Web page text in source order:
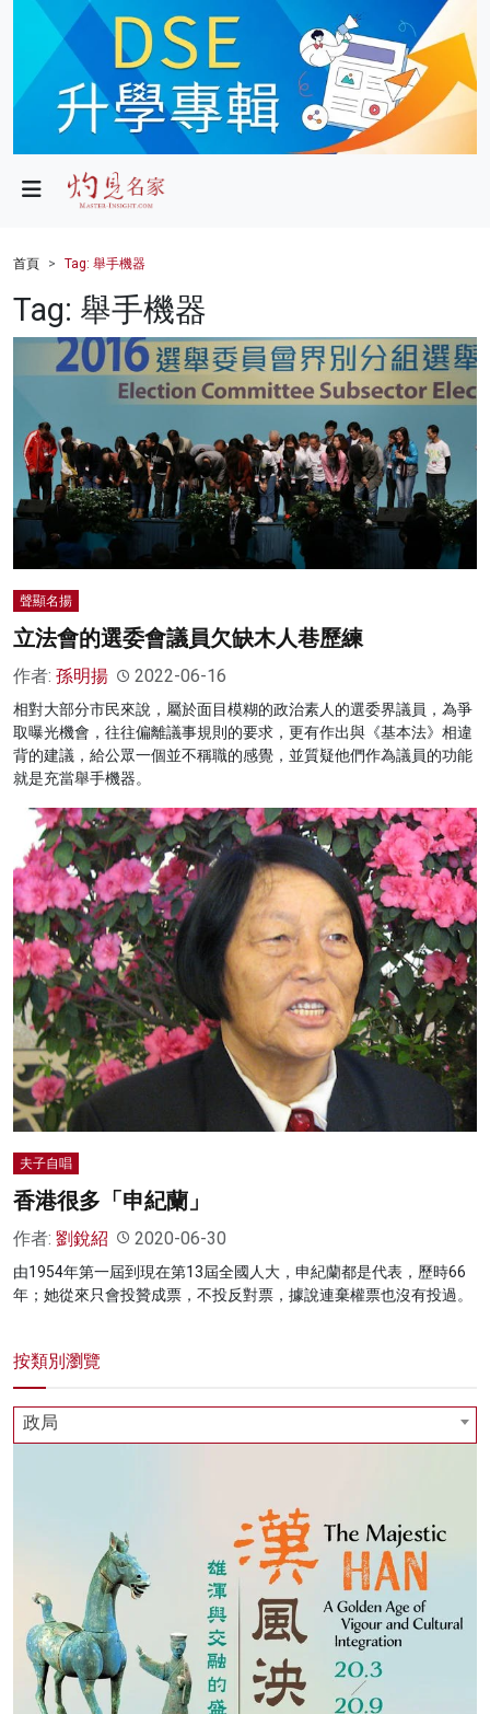
政局
財經
健康
科技
影片
名家榜
灼見活動
關於我們
首頁 Tag: 舉手機器
Tag: 舉手機器
聲顯名揚
立法會的選委會議員欠缺木人巷歷練
作者: 孫明揚 2022-06-16
相對大部分市民來說，屬於面目模糊的政治素人的選委界議員，為爭
取曝光機會，往往偏離議事規則的要求，更有作出與《基本法》相違
背的建議，給公眾一個並不稱職的感覺，並質疑他們作為議員的功能
就是充當舉手機器。
夫子自唱
香港很多「申紀蘭」
作者: 劉銳紹 2020-06-30
由1954年第一屆到現在第13屆全國人大，申紀蘭都是代表，歷時66
年；她從來只會投贊成票，不投反對票，據說連棄權票也沒有投過。
按類別瀏覽
政局